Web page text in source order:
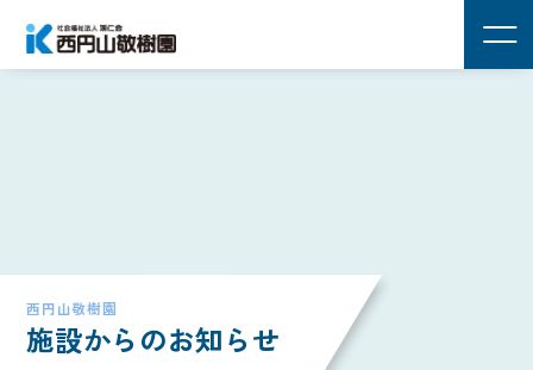
西円山敬樹園
施設からのお知らせ